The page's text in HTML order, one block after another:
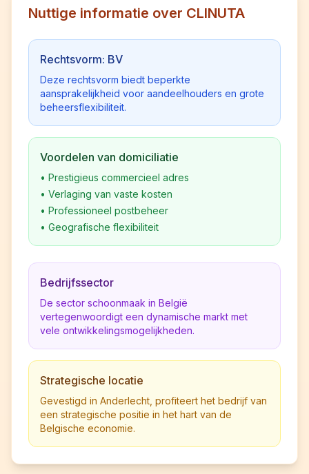
Nuttige informatie over CLINUTA
Rechtsvorm: BV
Deze rechtsvorm biedt beperkte
aansprakelijkheid voor aandeelhouders en grote
beheersflexibiliteit.
Voordelen van domiciliatie
• Prestigieus commercieel adres
• Verlaging van vaste kosten
• Professioneel postbeheer
• Geografische flexibiliteit
Bedrijfssector
De sector schoonmaak in België
vertegenwoordigt een dynamische markt met
vele ontwikkelingsmogelijkheden.
Strategische locatie
Gevestigd in Anderlecht, profiteert het bedrijf van
een strategische positie in het hart van de
Belgische economie.